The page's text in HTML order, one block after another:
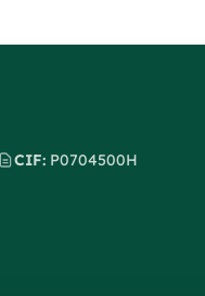
CIF: P0704500H